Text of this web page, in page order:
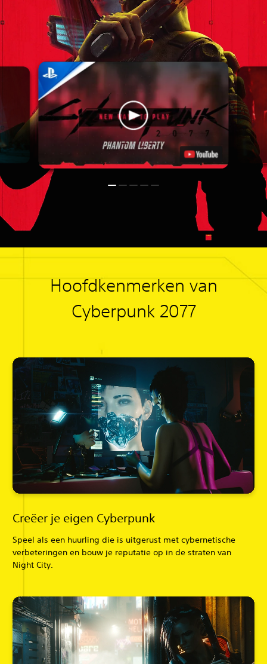
Hoofdkenmerken van
Cyberpunk 2077
Creëer je eigen Cyberpunk
Speel als een huurling die is uitgerust met cybernetische
verbeteringen en bouw je reputatie op in de straten van
Night City.